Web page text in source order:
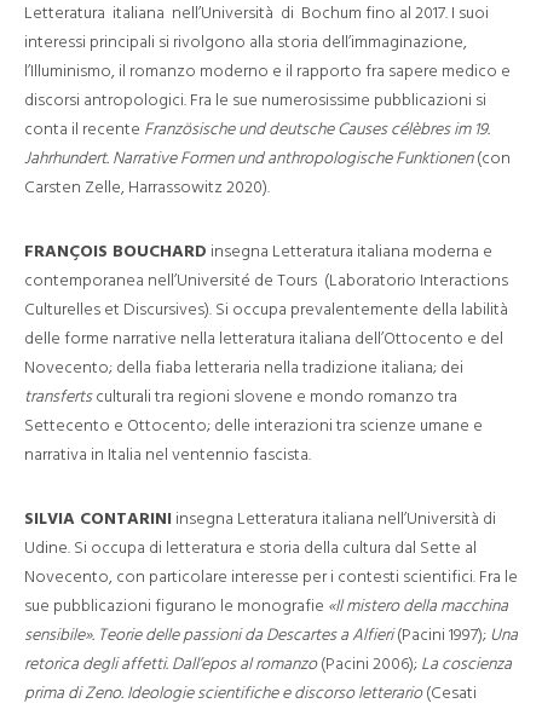
Letteratura italiana nell’Università di Bochum fino al 2017. I suoi
interessi principali si rivolgono alla storia dell’immaginazione,
l’Illuminismo, il romanzo moderno e il rapporto fra sapere medico e
discorsi antropologici. Fra le sue numerosissime pubblicazioni si
conta il recente Französische und deutsche Causes célèbres im 19.
Jahrhundert. Narrative Formen und anthropologische Funktionen(con
Carsten Zelle, Harrassowitz 2020).
FRANÇOIS BOUCHARD insegna Letteratura italiana moderna e
contemporanea nell’Université de Tours (Laboratorio Interactions
Culturelles et Discursives). Si occupa prevalentemente della labilità
delle forme narrative nella letteratura italiana dell’Ottocento e del
Novecento; della fiaba letteraria nella tradizione italiana; dei
transfertsculturali tra regioni slovene e mondo romanzo tra
Settecento e Ottocento; delle interazioni tra scienze umane e
narrativa in Italia nel ventennio fascista.
SILVIA CONTARINI insegna Letteratura italiana nell’Università di
Udine. Si occupa di letteratura e storia della cultura dal Sette al
Novecento, con particolare interesse per i contesti scientifici. Fra le
sue pubblicazioni figurano le monografie «Il mistero della macchina
sensibile». Teorie delle passioni da Descartes a Alfieri(Pacini 1997); Una
retorica degli affetti. Dall’epos al romanzo(Pacini 2006); La coscienza
prima di Zeno. Ideologie scientifiche e discorso letterario(Cesati